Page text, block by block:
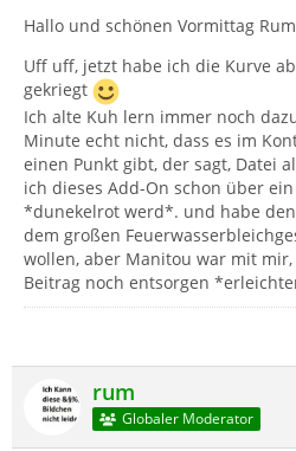
Hallo und schönen Vormittag
Uff uff, jetzt habe ich die Kurve
gekriegt
Ich alte Kuh lern immer noch
Minute echt nicht, dass es im
einen Punkt gibt, der sagt, Datei
ich dieses Add-On schon über
*dunekelrot werd*. und habe
dem großen
wollen, aber Manitou war mit
Beitrag noch entsorgen
rum
Globaler Moderator